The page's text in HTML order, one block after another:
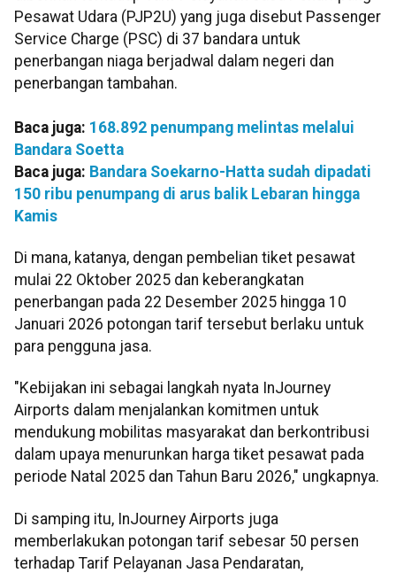
Pesawat Udara (PJP2U) yang juga disebut Passenger
Service Charge (PSC) di 37 bandara untuk
penerbangan niaga berjadwal dalam negeri dan
penerbangan tambahan.
Baca juga: 168.892 penumpang melintas melalui
Bandara Soetta
Baca juga: Bandara Soekarno-Hatta sudah dipadati
150 ribu penumpang di arus balik Lebaran hingga
Kamis
Di mana, katanya, dengan pembelian tiket pesawat
mulai 22 Oktober 2025 dan keberangkatan
penerbangan pada 22 Desember 2025 hingga 10
Januari 2026 potongan tarif tersebut berlaku untuk
para pengguna jasa.
"Kebijakan ini sebagai langkah nyata InJourney
Airports dalam menjalankan komitmen untuk
mendukung mobilitas masyarakat dan berkontribusi
dalam upaya menurunkan harga tiket pesawat pada
periode Natal 2025 dan Tahun Baru 2026," ungkapnya.
Di samping itu, InJourney Airports juga
memberlakukan potongan tarif sebesar 50 persen
terhadap Tarif Pelayanan Jasa Pendaratan,